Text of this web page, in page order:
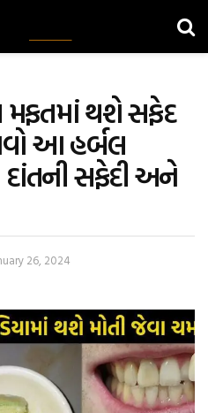
મફતમાં થશે સફેદ
આ હર્બલ
સફેદી અને
26, 2024